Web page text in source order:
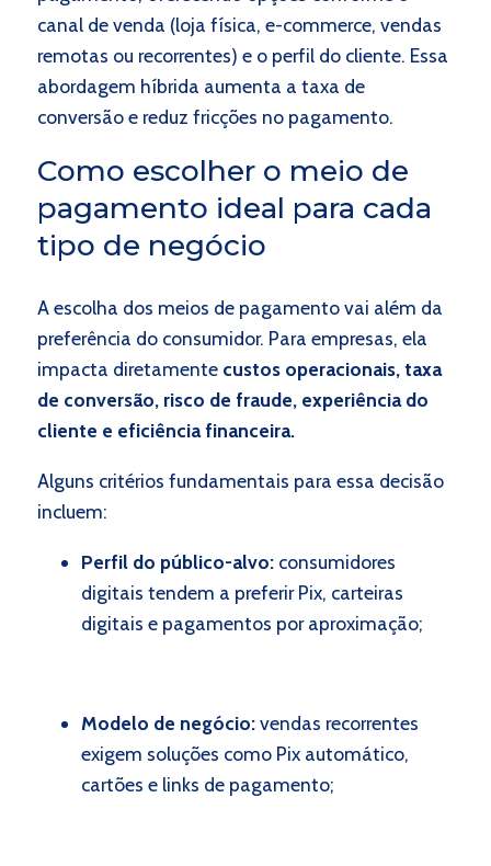
canal de venda (loja física, e-commerce, vendas
remotas ou recorrentes) e o perfil do cliente. Essa
abordagem híbrida aumenta a taxa de
conversão e reduz fricções no pagamento.
Como escolher o meio de
pagamento ideal para cada
tipo de negócio
A escolha dos meios de pagamento vai além da
preferência do consumidor. Para empresas, ela
impacta diretamentecustos operacionais, taxa
de conversão, risco de fraude, experiência do
cliente e eficiência financeira.
Alguns critérios fundamentais para essa decisão
incluem:
Perfil do público-alvo: consumidores
digitais tendem a preferir Pix, carteiras
digitais e pagamentos por aproximação;
Modelo de negócio:vendas recorrentes
exigem soluções como Pix automático,
cartões e links de pagamento;